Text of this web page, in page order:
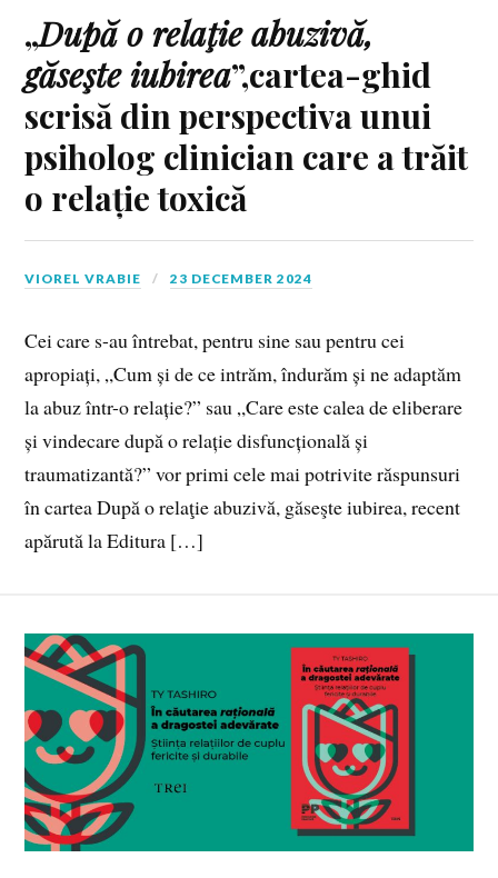
„După o relaţie abuzivă,
găseşte iubirea”,cartea-ghid
scrisă din perspectiva unui
psiholog clinician care a trăit
o relație toxică
VIOREL VRABIE 23 DECEMBER 2024
Cei care s-au întrebat, pentru sine sau pentru cei
apropiați, „Cum și de ce intrăm, îndurăm și ne adaptăm
la abuz într-o relație?” sau „Care este calea de eliberare
și vindecare după o relație disfuncțională și
traumatizantă?” vor primi cele mai potrivite răspunsuri
în cartea După o relaţie abuzivă, găseşte iubirea, recent
apărută la Editura […]